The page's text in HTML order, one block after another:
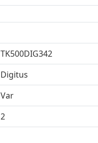
TK500DIG342
Digitus
Var
2